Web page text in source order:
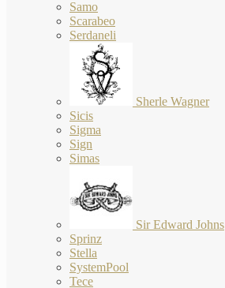
Samo
Scarabeo
Serdaneli
Sherle Wagner
Sicis
Sigma
Sign
Simas
Sir Edward Johns
Sprinz
Stella
SystemPool
Tece